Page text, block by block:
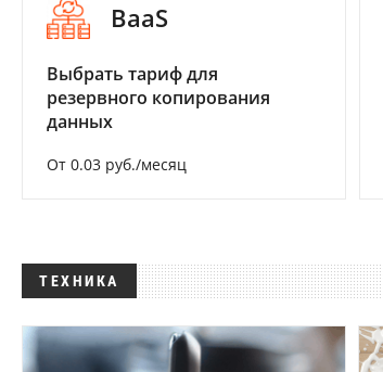
BaaS
Выбрать тариф для
резервного копирования
данных
От 0.03 руб./месяц
ТЕХНИКА